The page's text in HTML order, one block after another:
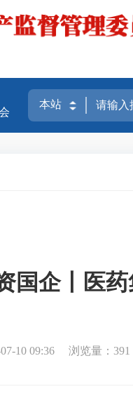
国企丨医
10 09:36 浏览量： 391